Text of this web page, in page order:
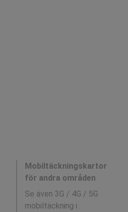
Mobiltäckningskartor
för andra områden
Se även 3G / 4G / 5G
mobiltäckning i :